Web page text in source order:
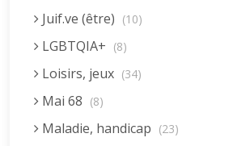
Juif.ve (être) (10)
LGBTQIA+ (8)
Loisirs, jeux (34)
Mai 68 (8)
Maladie, handicap (23)